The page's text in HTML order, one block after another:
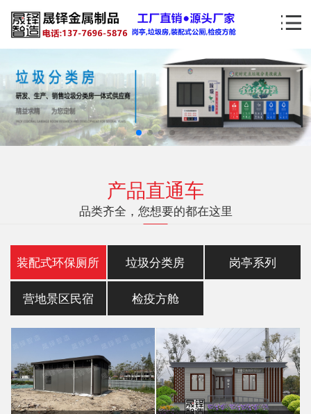
产品直通车
品类齐全，您想要的都在这里
装配式环保厕所 垃圾分类房 岗亭系列
营地景区民宿 检疫方舱